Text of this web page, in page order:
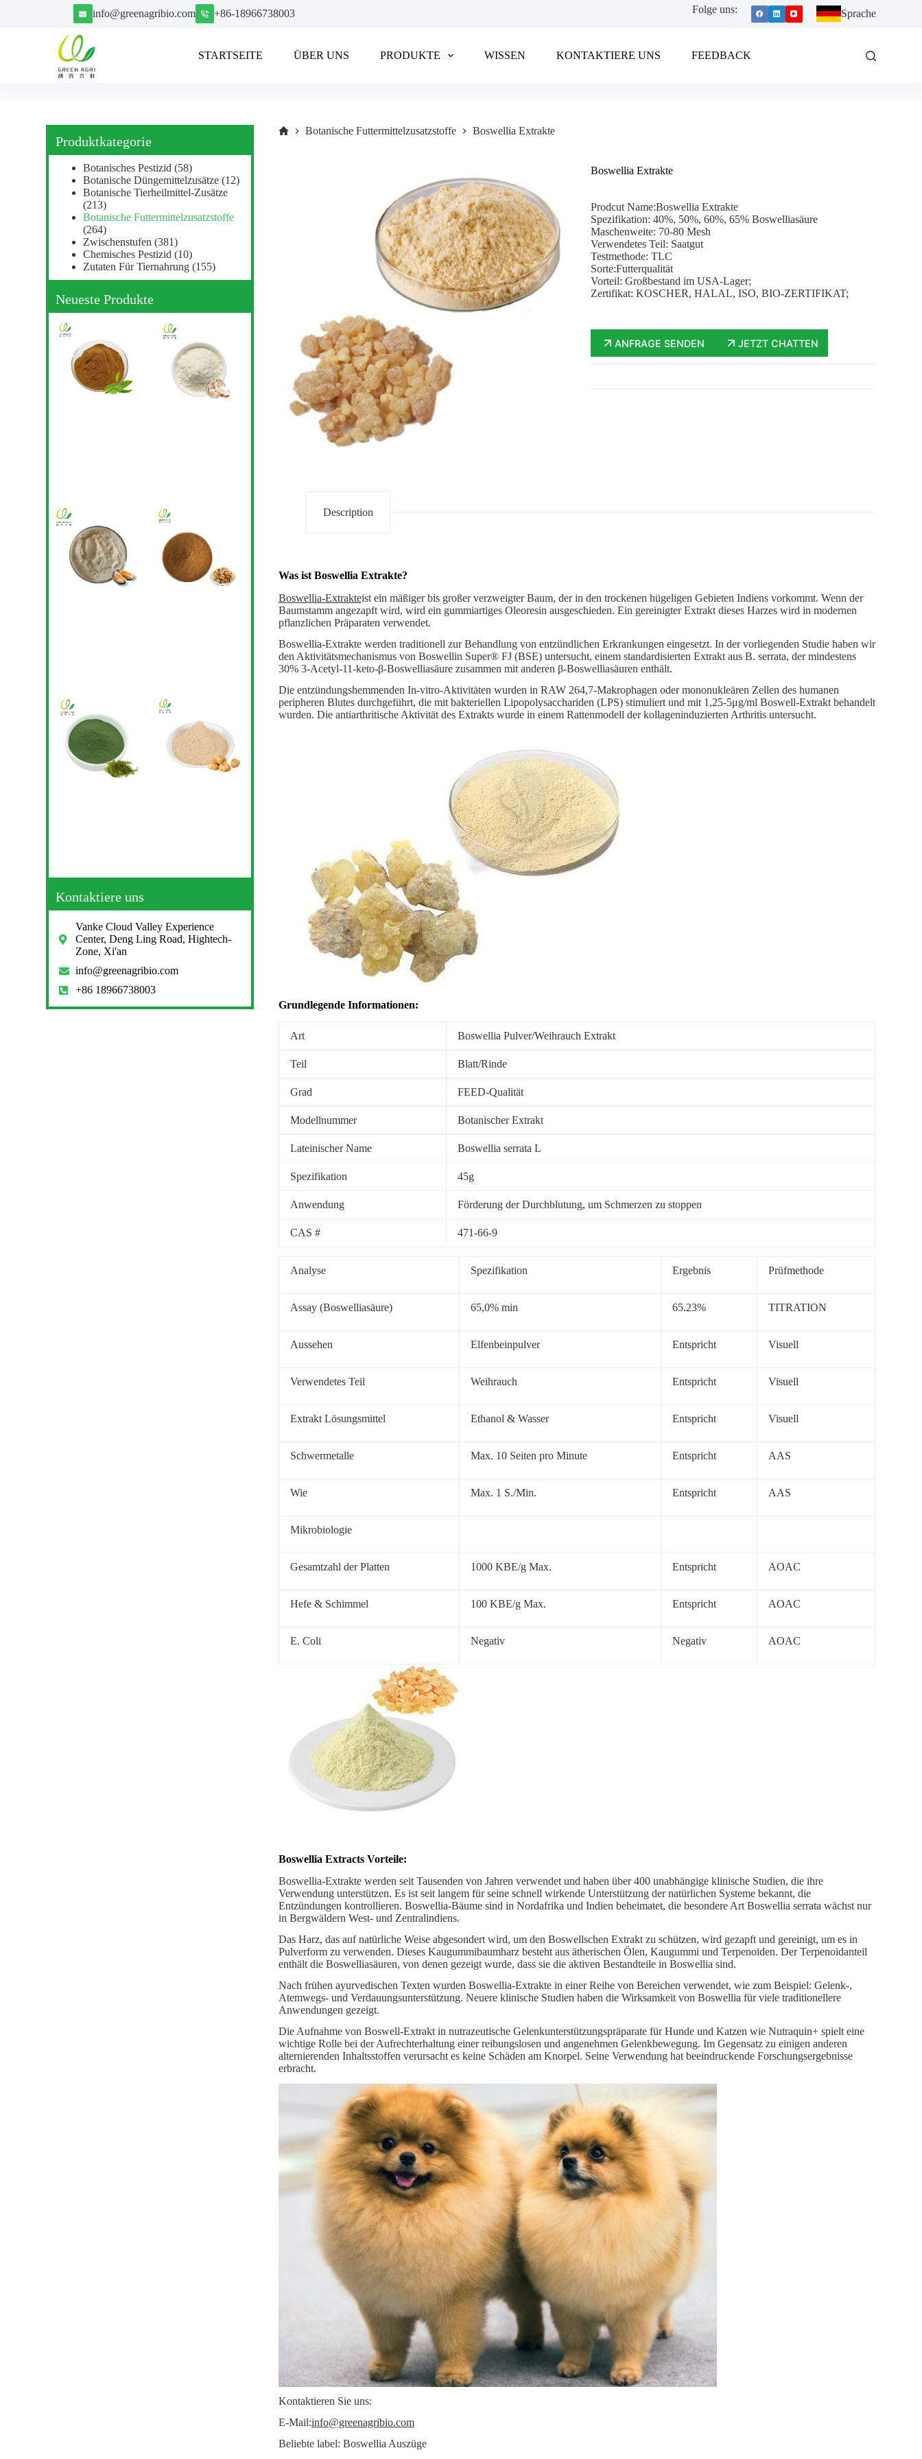
info@greenagribio.com +86-18966738003 Folge uns: Sprache
STARTSEITE ÜBER UNS PRODUKTE WISSEN KONTAKTIERE UNS FEEDBACK
Botanische Futtermittelzusatzstoffe Boswellia Extrakte
Boswellia Extrakte
Prodcut Name:Boswellia Extrakte
Spezifikation: 40%, 50%, 60%, 65% Boswelliasäure
Maschenweite: 70-80 Mesh
Verwendetes Teil: Saatgut
Testmethode: TLC
Sorte:Futterqualität
Vorteil: Großbestand im USA-Lager;
Zertifikat: KOSCHER, HALAL, ISO, BIO-ZERTIFIKAT;
ANFRAGE SENDEN JETZT CHATTEN
Description
Was ist Boswellia Extrakte?
Boswellia-Extrakteist ein mäßiger bis großer verzweigter Baum, der in den trockenen hügeligen Gebieten Indiens vorkommt. Wenn der
Baumstamm angezapft wird, wird ein gummiartiges Oleoresin ausgeschieden. Ein gereinigter Extrakt dieses Harzes wird in modernen
pflanzlichen Präparaten verwendet.
Boswellia-Extrakte werden traditionell zur Behandlung von entzündlichen Erkrankungen eingesetzt. In der vorliegenden Studie haben wir
den Aktivitätsmechanismus von Boswellin Super® FJ (BSE) untersucht, einem standardisierten Extrakt aus B. serrata, der mindestens
30% 3-Acetyl-11-keto-β-Boswelliasäure zusammen mit anderen β-Boswelliasäuren enthält.
Die entzündungshemmenden In-vitro-Aktivitäten wurden in RAW 264,7-Makrophagen oder mononukleären Zellen des humanen
peripheren Blutes durchgeführt, die mit bakteriellen Lipopolysacchariden (LPS) stimuliert und mit 1,25-5μg/ml Boswell-Extrakt behandelt
wurden. Die antiarthritische Aktivität des Extrakts wurde in einem Rattenmodell der kollageninduzierten Arthritis untersucht.
Grundlegende Informationen:
Art Boswellia Pulver/Weihrauch Extrakt
Teil Blatt/Rinde
Grad FEED-Qualität
Modellnummer Botanischer Extrakt
Lateinischer Name Boswellia serrata L
Spezifikation 45g
Anwendung Förderung der Durchblutung, um Schmerzen zu stoppen
CAS # 471-66-9
Analyse Spezifikation Ergebnis Prüfmethode
Assay (Boswelliasäure) 65,0% min 65.23% TITRATION
Aussehen Elfenbeinpulver Entspricht Visuell
Verwendetes Teil Weihrauch Entspricht Visuell
Extrakt Lösungsmittel Ethanol & Wasser Entspricht Visuell
Schwermetalle Max. 10 Seiten pro Minute Entspricht AAS
Wie Max. 1 S./Min. Entspricht AAS
Mikrobiologie
Gesamtzahl der Platten 1000 KBE/g Max. Entspricht AOAC
Hefe & Schimmel 100 KBE/g Max. Entspricht AOAC
E. Coli Negativ Negativ AOAC
Boswellia Extracts Vorteile:
Boswellia-Extrakte werden seit Tausenden von Jahren verwendet und haben über 400 unabhängige klinische Studien, die ihre
Verwendung unterstützen. Es ist seit langem für seine schnell wirkende Unterstützung der natürlichen Systeme bekannt, die
Entzündungen kontrollieren. Boswellia-Bäume sind in Nordafrika und Indien beheimatet, die besondere Art Boswellia serrata wächst nur
in Bergwäldern West- und Zentralindiens.
Das Harz, das auf natürliche Weise abgesondert wird, um den Boswellschen Extrakt zu schützen, wird gezapft und gereinigt, um es in
Pulverform zu verwenden. Dieses Kaugummibaumharz besteht aus ätherischen Ölen, Kaugummi und Terpenoiden. Der Terpenoidanteil
enthält die Boswelliasäuren, von denen gezeigt wurde, dass sie die aktiven Bestandteile in Boswellia sind.
Nach frühen ayurvedischen Texten wurden Boswellia-Extrakte in einer Reihe von Bereichen verwendet, wie zum Beispiel: Gelenk-,
Atemwegs- und Verdauungsunterstützung. Neuere klinische Studien haben die Wirksamkeit von Boswellia für viele traditionellere
Anwendungen gezeigt.
Die Aufnahme von Boswell-Extrakt in nutrazeutische Gelenkunterstützungspräparate für Hunde und Katzen wie Nutraquin+ spielt eine
wichtige Rolle bei der Aufrechterhaltung einer reibungslosen und angenehmen Gelenkbewegung. Im Gegensatz zu einigen anderen
alternierenden Inhaltsstoffen verursacht es keine Schäden am Knorpel. Seine Verwendung hat beeindruckende Forschungsergebnisse
erbracht.
Kontaktieren Sie uns:
E-Mail:info@greenagribio.com
Beliebte label: Boswellia Auszüge
Produktkategorie
Botanisches Pestizid (58)
Botanische Düngemittelzusätze (12)
Botanische Tierheilmittel-Zusätze
(213)
Botanische Futtermittelzusatzstoffe
(264)
Zwischenstufen (381)
Chemisches Pestizid (10)
Zutaten Für Tiernahrung (155)
Neueste Produkte
Kontaktiere uns
Vanke Cloud Valley Experience
Center, Deng Ling Road, Hightech-
Zone, Xi'an
info@greenagribio.com
+86 18966738003